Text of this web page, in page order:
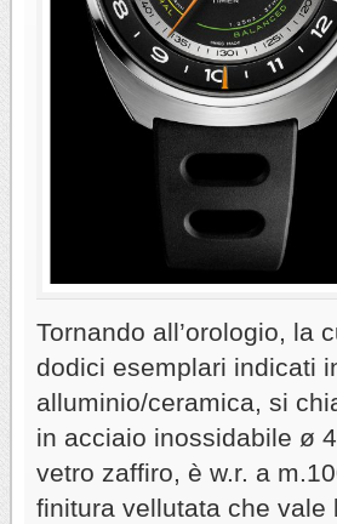
Tornando all’orologio, la
dodici esemplari indicati
alluminio/ceramica, si
in acciaio inossidabile ø
vetro zaffiro, è w.r. a
finitura vellutata che vale